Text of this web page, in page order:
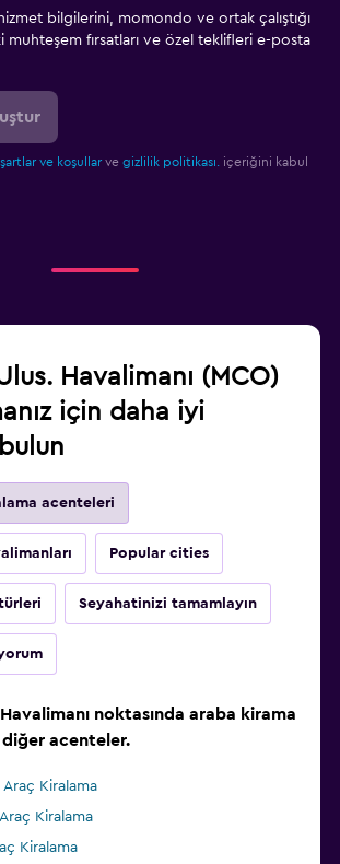
bilgilerini, momondo ve ortak çalıştığı
muhteşem fırsatları ve özel teklifleri e-posta
şartlar ve koşullar ve gizlilik politikası. içeriğini kabul
Havalimanı (MCO)
için daha iyi
acenteleri
Popular cities
Seyahatinizi tamamlayın
noktasında araba kirama
diğer acenteler.
Kiralama
Kiralama
Kiralama